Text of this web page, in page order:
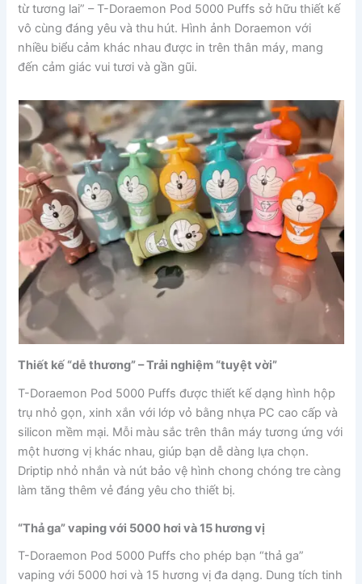
từ tương lai” – T-Doraemon Pod 5000 Puffs sở hữu thiết kế
vô cùng đáng yêu và thu hút. Hình ảnh Doraemon với
nhiều biểu cảm khác nhau được in trên thân máy, mang
đến cảm giác vui tươi và gần gũi.
Thiết kế “dễ thương” – Trải nghiệm “tuyệt vời”
T-Doraemon Pod 5000 Puffs được thiết kế dạng hình hộp
trụ nhỏ gọn, xinh xắn với lớp vỏ bằng nhựa PC cao cấp và
silicon mềm mại. Mỗi màu sắc trên thân máy tương ứng với
một hương vị khác nhau, giúp bạn dễ dàng lựa chọn.
Driptip nhỏ nhắn và nút bảo vệ hình chong chóng tre càng
làm tăng thêm vẻ đáng yêu cho thiết bị.
“Thả ga” vaping với 5000 hơi và 15 hương vị
T-Doraemon Pod 5000 Puffs cho phép bạn “thả ga”
vaping với 5000 hơi và 15 hương vị đa dạng. Dung tích tinh